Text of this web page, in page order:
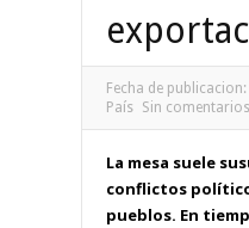
Fecha de publicacion:
País Sin comentarios
La mesa suele
conflictos
pueblos. En